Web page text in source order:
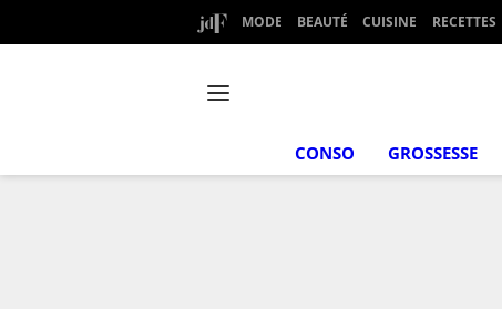
MODE BEAUTÉ CUISINE RECETTES
CONSO GROSSESSE